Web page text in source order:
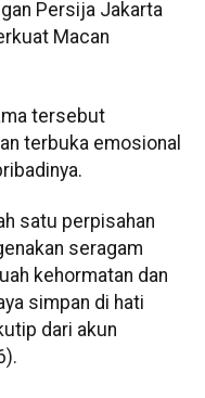
Persija Jakarta
Macan
tersebut
terbuka emosional
satu perpisahan
seragam
kehormatan dan
simpan di hati
dari akun